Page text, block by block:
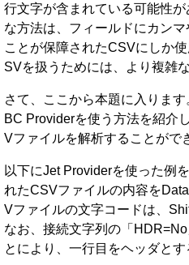
行文字が含まれている可能性
な方法は、フィールドにカン
ことが保障されたCSVにしか
SVを扱うためには、より複雑
さて、ここから本題に入りま
BC Providerを使う方法を紹介
Vファイルを解析することがで
以下にJet Providerを使った例
れたCSVファイルの内容を
Vファイルの文字コードは、
なお、接続文字列の「
とにより、一行目をヘッダとす